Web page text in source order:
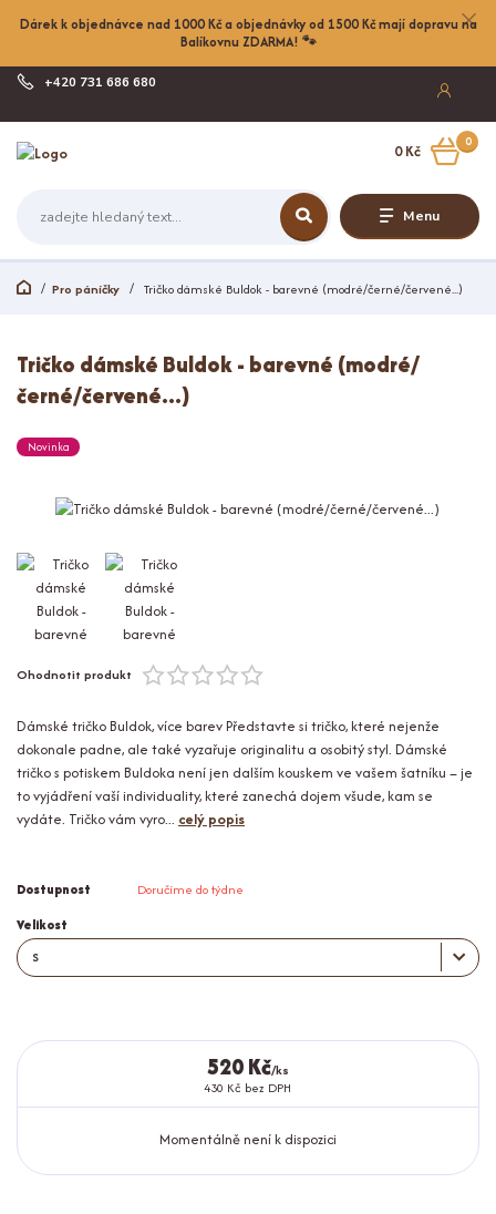
Dárek k objednávce nad 1000 Kč a objednávky od 1500 Kč mají dopravu na
Balíkovnu ZDARMA! 🐾
Menu
+420 731 686 680
0
0 Kč
Pro páníčky Tričko dámské Buldok - barevné (modré/černé/červené...)
Tričko dámské Buldok - barevné (modré/
černé/červené...)
Novinka
Ohodnotit produkt
Dámské tričko Buldok, více barev Představte si tričko, které nejenže
dokonale padne, ale také vyzařuje originalitu a osobitý styl. Dámské
tričko s potiskem Buldoka není jen dalším kouskem ve vašem šatníku – je
to vyjádření vaší individuality, které zanechá dojem všude, kam se
vydáte. Tričko vám vyro... celý popis
Dostupnost Doručíme do týdne
Velikost
520 Kč/ks
430 Kč bez DPH
Momentálně není k dispozici